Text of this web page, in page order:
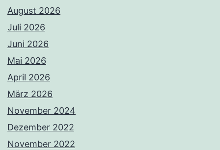
August 2026
Juli 2026
Juni 2026
Mai 2026
April 2026
März 2026
November 2024
Dezember 2022
November 2022